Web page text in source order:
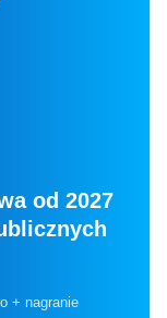
od 2027
+ nagranie